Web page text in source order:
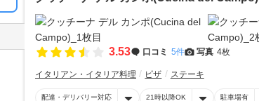
3.53 口コミ 5件 写真 4枚
イタリアン・イタリア料理 ピザ ステーキ
配達・デリバリー対応 21時以降OK 駐車場有